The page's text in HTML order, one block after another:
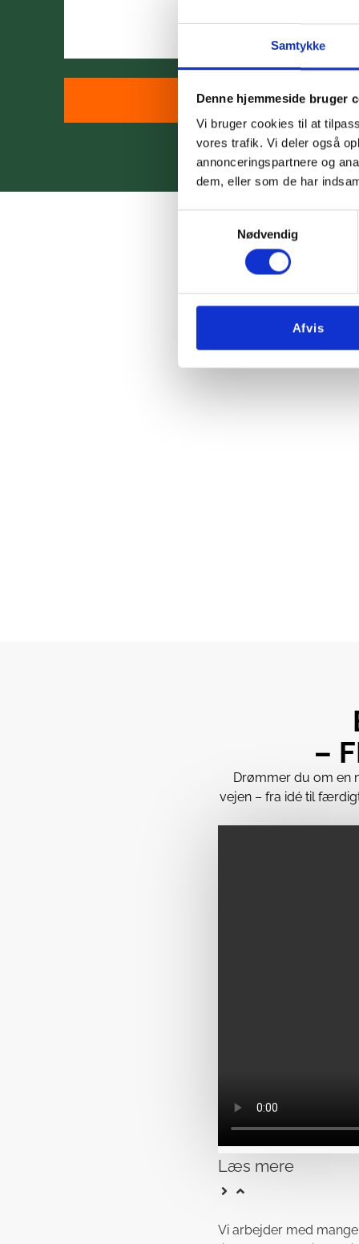
Samtykke
Denne hjemmeside bruger
Vi bruger cookies til at
vores trafik. Vi deler også
annonceringspartnere og
dem, eller som de har
Nødvendig
Afvis
–
Drømmer du om en
vejen – fra idé til
Læs mere
Vi arbejder med